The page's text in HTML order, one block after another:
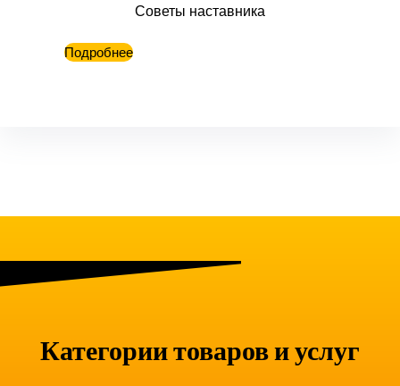
Советы наставника
Подробнее
Категории товаров и услуг